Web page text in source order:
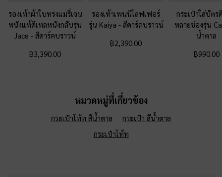
รองเท้าผ้าใบทรงแมรี่เจน
หนังแท้ดีเทลหนังกลับรุ่น
Jace-สีดาร์คบราวน์
฿3,390.00
รองเท้าเพนนีโลฟเฟอร์
รุ่น Kaiya - สีดาร์คบราวน์
฿2,390.00
กระเป๋าใส่บัต
หลายช่องรุ่น
น้ำตาล
฿990.00
หมวดหมู่ที่เกี่ยวข้อง
กระเป๋าโท้ท สีน้ำตาล
กระเป๋า สีน้ำตาล
กระเป๋าโท้ท